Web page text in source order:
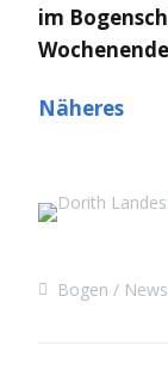
im
Näheres
Bogen